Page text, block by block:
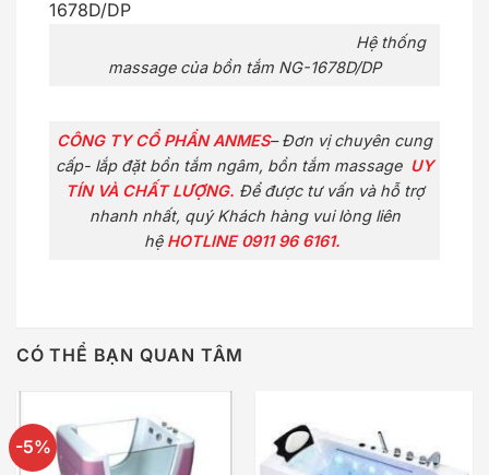
Hệ thống
massage của bồn tắm NG-1678D/DP
CÔNG TY CỔ PHẦN ANMES– Đơn vị chuyên cung
cấp- lắp đặt bồn tắm ngâm, bồn tắm massage UY
TÍN VÀ CHẤT LƯỢNG. Để được tư vấn và hỗ trợ
nhanh nhất, quý Khách hàng vui lòng liên
hệ HOTLINE 0911 96 6161.
CÓ THỂ BẠN QUAN TÂM
-5%